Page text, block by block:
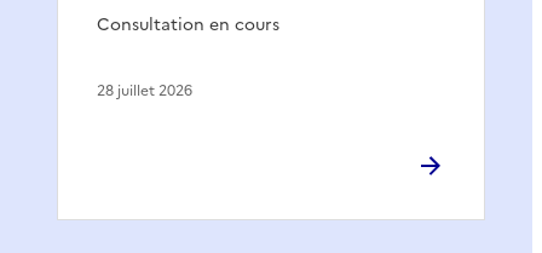
Consultation en cours
28 juillet 2026